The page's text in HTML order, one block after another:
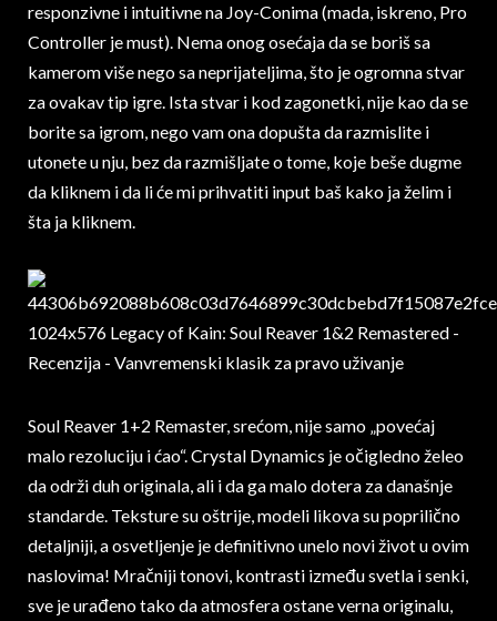
responzivne i intuitivne na Joy-Conima (mada, iskreno, Pro
Controller je must). Nema onog osećaja da se boriš sa
kamerom više nego sa neprijateljima, što je ogromna stvar
za ovakav tip igre. Ista stvar i kod zagonetki, nije kao da se
borite sa igrom, nego vam ona dopušta da razmislite i
utonete u nju, bez da razmišljate o tome, koje beše dugme
da kliknem i da li će mi prihvatiti input baš kako ja želim i
šta ja kliknem.
Soul Reaver 1+2 Remaster, srećom, nije samo „povećaj
malo rezoluciju i ćao“. Crystal Dynamics je očigledno želeo
da održi duh originala, ali i da ga malo dotera za današnje
standarde. Teksture su oštrije, modeli likova su poprilično
detaljniji, a osvetljenje je definitivno unelo novi život u ovim
naslovima! Mračniji tonovi, kontrasti između svetla i senki,
sve je urađeno tako da atmosfera ostane verna originalu,